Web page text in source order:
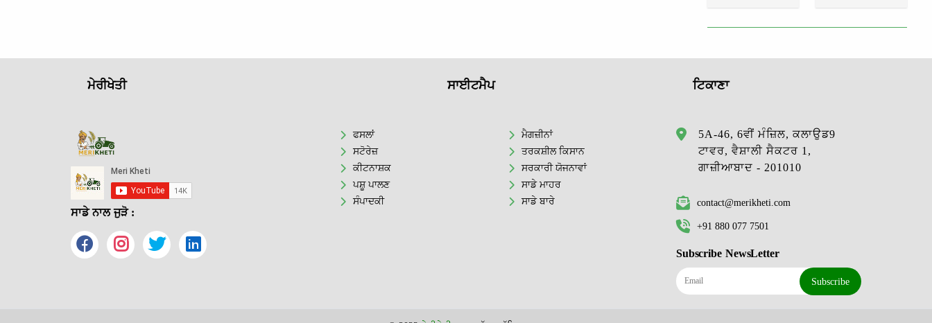
ਮੇਰੀਖੇਤੀ
ਸਾਡੇ ਨਾਲ ਜੁੜੋ :
ਸਾਈਟਮੈਪ
ਫਸਲਾਂ
ਸਟੋਰੇਜ਼
ਕੀਟਨਾਸ਼ਕ
ਪਸ਼ੂ ਪਾਲਣ
ਸੰਪਾਦਕੀ
ਮੈਗਜ਼ੀਨਾਂ
ਤਰਕਸ਼ੀਲ ਕਿਸਾਨ
ਸਰਕਾਰੀ ਯੋਜਨਾਵਾਂ
ਸਾਡੇ ਮਾਹਰ
ਸਾਡੇ ਬਾਰੇ
ਟਿਕਾਣਾ
5A-46, 6ਵੀਂ ਮੰਜ਼ਿਲ, ਕਲਾਉਡ9
ਟਾਵਰ, ਵੈਸ਼ਾਲੀ ਸੈਕਟਰ 1,
ਗਾਜ਼ੀਆਬਾਦ - 201010
contact@merikheti.com
+91 880 077 7501
Subscribe NewsLetter
Subscribe